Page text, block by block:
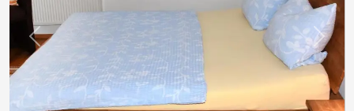
Previous Next